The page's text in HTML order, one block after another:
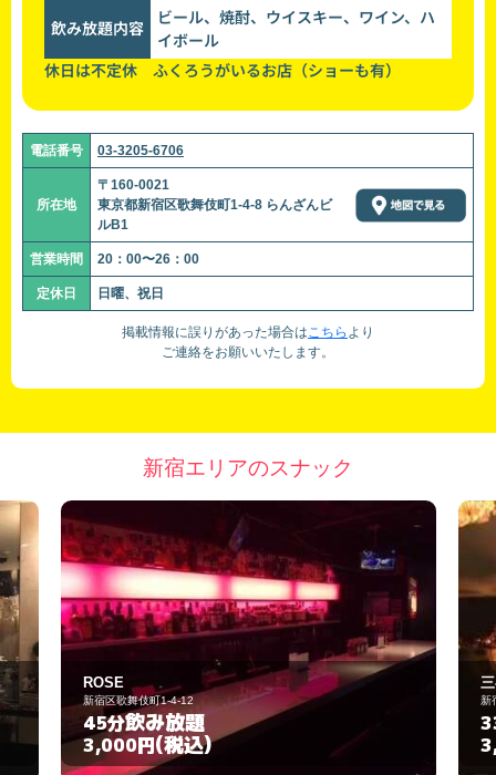
飲み放題内容
ビール、焼酎、ウイスキー、ワイン、ハ
イボール
休日は不定休 ふくろうがいるお店（ショーも有）
電話番号 03-3205-6706
所在地
〒160-0021
東京都新宿区歌舞伎町1-4-8 らんざんビ
ルB1
営業時間 20：00〜26：00
定休日 日曜、祝日
掲載情報に誤りがあった場合はこちら より
ご連絡をお願いいたします。
新宿エリアのスナック
三喜
新宿区西新宿7-14-11
330分 飲み放題
3,000円